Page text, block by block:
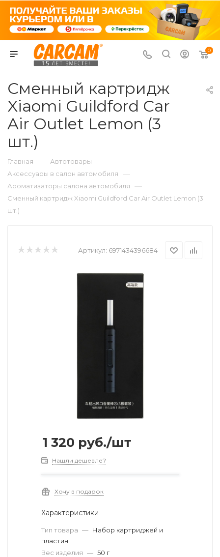
0
Сменный картридж
Xiaomi Guildford Car
Air Outlet Lemon (3
шт.)
Главная — Автотовары —
Аксессуары в салон автомобиля —
Ароматизаторы салона автомобиля —
Сменный картридж Xiaomi Guildford Car Air Outlet Lemon (3
шт.)
Артикул: 6971434396684
1 320 руб./шт
Нашли дешевле?
Хочу в подарок
Характеристики
Тип товара — Набор картриджей и
пластин
Вес изделия — 50 г